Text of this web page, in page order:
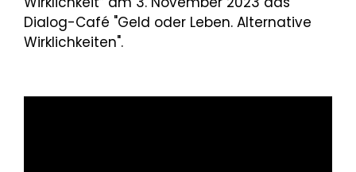
Dialog-Café "Geld oder Leben. Alternative
Wirklichkeiten".